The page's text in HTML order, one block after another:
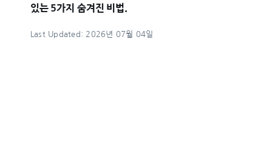
있는 5가지 숨겨진 비법.
Last Updated: 2026년 07월 04일